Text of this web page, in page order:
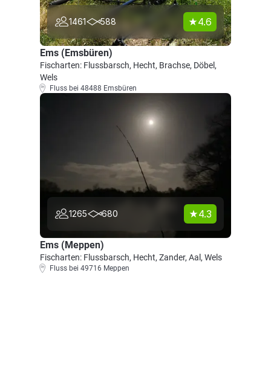
1461 588 4.6
Ems (Emsbüren)
Fischarten: Flussbarsch, Hecht, Brachse, Döbel,
Wels
Fluss bei 48488 Emsbüren
1265 680 4.3
Ems (Meppen)
Fischarten: Flussbarsch, Hecht, Zander, Aal, Wels
Fluss bei 49716 Meppen